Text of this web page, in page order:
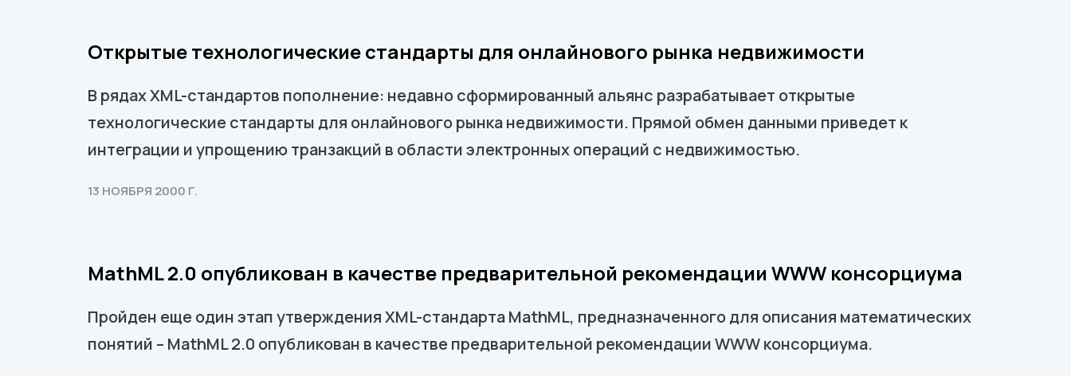
Открытые технологические стандарты для онлайнового рынка недвижимости
В рядах XML-стандартов пополнение: недавно сформированный альянс разрабатывает открытые
технологические стандарты для онлайнового рынка недвижимости. Прямой обмен данными приведет к
интеграции и упрощению транзакций в области электронных операций с недвижимостью.
13 НОЯБРЯ 2000 Г.
MathML 2.0 опубликован в качестве предварительной рекомендации WWW консорциума
Пройден еще один этап утверждения XML-стандарта MathML, предназначенного для описания математических
понятий – MathML 2.0 опубликован в качестве предварительной рекомендации WWW консорциума.